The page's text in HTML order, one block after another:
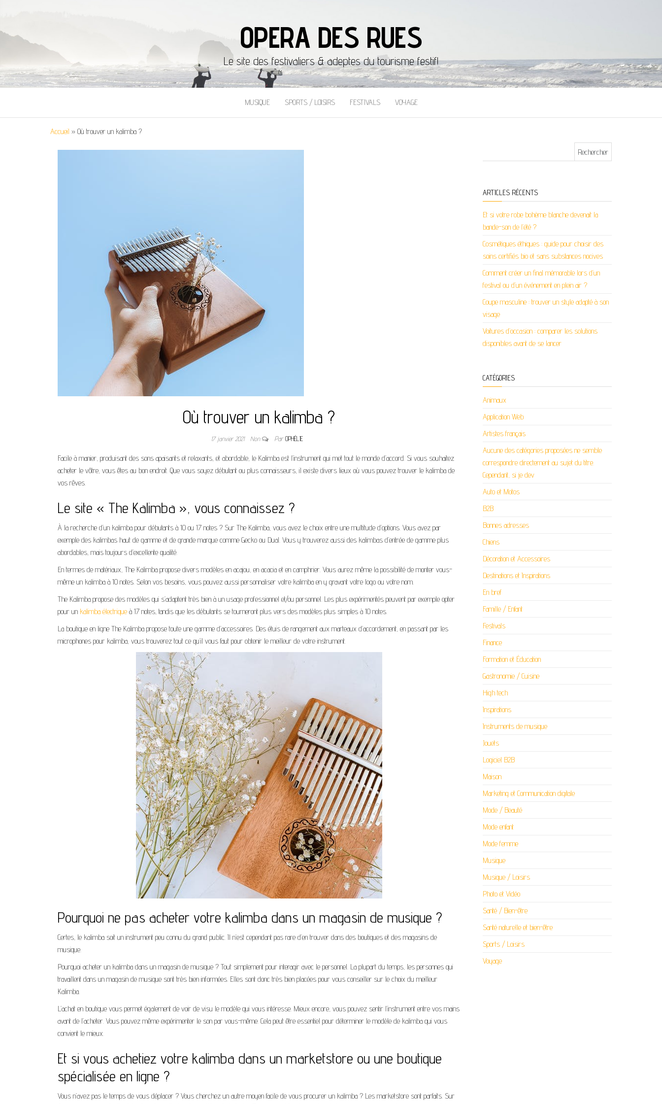
OPERA DES RUES
Le site des festivaliers & adeptes du tourisme festif!
MUSIQUE SPORTS / LOISIRS FESTIVALS VOYAGE
Accueil » Où trouver un kalimba ?
Où trouver un kalimba ?
17 janvier 2021 Non ParOPHÉLIE
Facile à manier, produisant des sons apaisants et relaxants, et abordable, le Kalimba est l’instrument qui met tout le monde d’accord. Si vous souhaitez
acheter le vôtre, vous êtes au bon endroit. Que vous soyez débutant ou plus connaisseurs, il existe divers lieux où vous pouvez trouver le kalimba de
vos rêves.
Le site « The Kalimba », vous connaissez ?
À la recherche d’un kalimba pour débutants à 10 ou 17 notes ? Sur The Kalimba, vous avez le choix entre une multitude d’options. Vous avez par
exemple des kalimbas haut de gamme et de grande marque comme Gecko ou Dual. Vous y trouverez aussi des kalimbas d’entrée de gamme plus
abordables, mais toujours d’excellente qualité.
En termes de matériaux, The Kalimba propose divers modèles en acajou, en acacia et en camphrier. Vous aurez même la possibilité de monter vous-
même un kalimba à 10 notes. Selon vos besoins, vous pouvez aussi personnaliser votre kalimba en y gravant votre logo ou votre nom.
The Kalimba propose des modèles qui s’adaptent très bien à un usage professionnel et/ou personnel. Les plus expérimentés peuvent par exemple opter
pour un kalimba électrique à 17 notes, tandis que les débutants se tourneront plus vers des modèles plus simples à 10 notes.
La boutique en ligne The Kalimba propose toute une gamme d’accessoires. Des étuis de rangement aux marteaux d’accordement, en passant par les
microphones pour kalimba, vous trouverez tout ce qu’il vous faut pour obtenir le meilleur de votre instrument.
Pourquoi ne pas acheter votre kalimba dans un magasin de musique ?
Certes, le kalimba soit un instrument peu connu du grand public. Il n’est cependant pas rare d’en trouver dans des boutiques et des magasins de
musique.
Pourquoi acheter un kalimba dans un magasin de musique ? Tout simplement pour interagir avec le personnel. La plupart du temps, les personnes qui
travaillent dans un magasin de musique sont très bien informées. Elles sont donc très bien placées pour vous conseiller sur le choix du meilleur
Kalimba.
L’achat en boutique vous permet également de voir de visu le modèle qui vous intéresse. Mieux encore, vous pouvez sentir l’instrument entre vos mains
avant de l’acheter. Vous pouvez même expérimenter le son par vous-même. Cela peut être essentiel pour déterminer le modèle de kalimba qui vous
convient le mieux.
Et si vous achetiez votre kalimba dans un marketstore ou une boutique
spécialisée en ligne ?
Vous n’avez pas le temps de vous déplacer ? Vous cherchez un autre moyen facile de vous procurer un kalimba ? Les marketstore sont parfaits. Sur
ARTICLES RÉCENTS
Et si votre robe bohème blanche devenait la
bande-son de l’été ?
Cosmétiques éthiques : guide pour choisir des
soins certifiés bio et sans substances nocives
Comment créer un final mémorable lors d’un
festival ou d’un événement en plein air ?
Coupe masculine : trouver un style adapté à son
visage
Voitures d’occasion : comparer les solutions
disponibles avant de se lancer
CATÉGORIES
Animaux
Application Web
Artistes français
Aucune des catégories proposées ne semble
correspondre directement au sujet du titre.
Cependant, si je dev
Auto et Motos
B2B
Bonnes adresses
Chiens
Décoration et Accessoires
Destinations et Inspirations
En bref
Famille / Enfant
Festivals
Finance
Formation et Éducation
Gastronomie / Cuisine
High tech
Inspirations
Instruments de musique
Jouets
Logiciel B2B
Maison
Marketing et Communication digitale
Mode / Beauté
Mode enfant
Mode femme
Musique
Musique / Loisirs
Photo et Vidéo
Santé / Bien-être
Santé naturelle et bien-être
Sports / Loisirs
Voyage